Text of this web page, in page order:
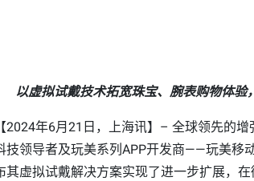
以虚拟试戴技术拓宽珠宝、腕表购物体验
【2024年6月21日，上海讯】– 全球领先的
技领导者及玩美系列APP开发商——玩美移
其虚拟试戴解决方案实现了进一步扩展，